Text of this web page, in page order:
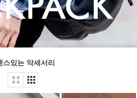
스있는 악세서리